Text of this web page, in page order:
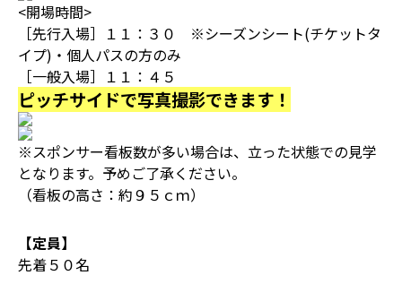
<開場時間>
［先行入場］１１：３０ ※シーズンシート(チケットタ
イプ)・個人パスの方のみ
［一般入場］１１：４５
ピッチサイドで写真撮影できます！
※スポンサー看板数が多い場合は、立った状態での見学
となります。予めご了承ください。
（看板の高さ：約９５ｃｍ）
【定員】
先着５０名